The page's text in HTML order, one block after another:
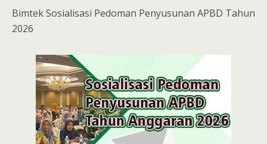
Bimtek Sosialisasi Pedoman Penyusunan APBD Tahun
2026